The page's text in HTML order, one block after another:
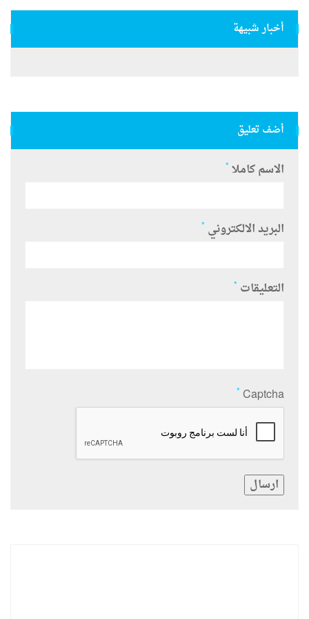
أخبار شبيهة
أضف تعليق
الاسم كاملا *
البريد الالكتروني *
التعليقات *
Captcha
*
ارسال